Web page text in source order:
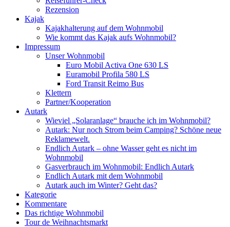
Rezension
Kajak
Kajakhalterung auf dem Wohnmobil
Wie kommt das Kajak aufs Wohnmobil?
Impressum
Unser Wohnmobil
Euro Mobil Activa One 630 LS
Euramobil Profila 580 LS
Ford Transit Reimo Bus
Klettern
Partner/Kooperation
Autark
Wieviel „Solaranlage“ brauche ich im Wohnmobil?
Autark: Nur noch Strom beim Camping? Schöne neue
Reklamewelt.
Endlich Autark – ohne Wasser geht es nicht im
Wohnmobil
Gasverbrauch im Wohnmobil: Endlich Autark
Endlich Autark mit dem Wohnmobil
Autark auch im Winter? Geht das?
Kategorie
Kommentare
Das richtige Wohnmobil
Tour de Weihnachtsmarkt